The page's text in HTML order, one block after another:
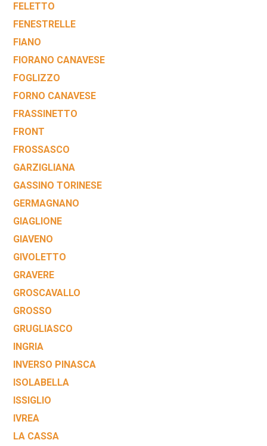
FELETTO
FENESTRELLE
FIANO
FIORANO CANAVESE
FOGLIZZO
FORNO CANAVESE
FRASSINETTO
FRONT
FROSSASCO
GARZIGLIANA
GASSINO TORINESE
GERMAGNANO
GIAGLIONE
GIAVENO
GIVOLETTO
GRAVERE
GROSCAVALLO
GROSSO
GRUGLIASCO
INGRIA
INVERSO PINASCA
ISOLABELLA
ISSIGLIO
IVREA
LA CASSA